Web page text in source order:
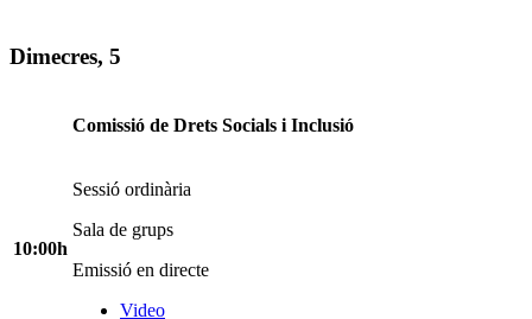
Dimecres, 5
10:00h
Comissió de Drets Socials i Inclusió
Sessió ordinària
Sala de grups
Emissió en directe
Video